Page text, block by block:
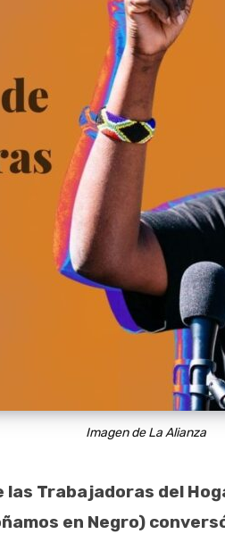
Imagen de La Alianza
Trabajadoras del
en Negro)